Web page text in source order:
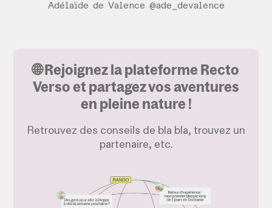
Adélaïde de Valence @ade_devalence
🌐 Rejoignez la plateforme Recto
Verso et partagez vos aventures
en pleine nature !
Retrouvez des conseils de bla bla, trouvez un
partenaire, etc.